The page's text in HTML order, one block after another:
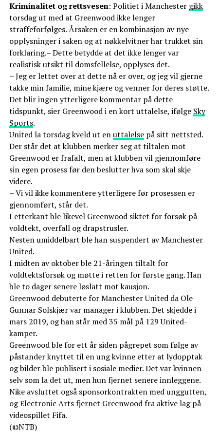
Kriminalitet og rettsvesen: Politiet i Manchester gikk
torsdag ut med at Greenwood ikke lenger
straffeforfølges. Årsaken er en kombinasjon av nye
opplysninger i saken og at nøkkelvitner har trukket sin
forklaring.– Dette betydde at det ikke lenger var
realistisk utsikt til domsfellelse, opplyses det.
– Jeg er lettet over at dette nå er over, og jeg vil gjerne
takke min familie, mine kjære og venner for deres støtte.
Det blir ingen ytterligere kommentar på dette
tidspunkt, sier Greenwood i en kort uttalelse, ifølge Sky
Sports.
United la torsdag kveld ut enuttalelsepå sitt nettsted.
Der står det at klubben merker seg at tiltalen mot
Greenwood er frafalt, men at klubben vil gjennomføre
sin egen prosess før den beslutter hva som skal skje
videre.
– Vi vil ikke kommentere ytterligere før prosessen er
gjennomført, står det.
I etterkant ble likevel Greenwood siktet for forsøk på
voldtekt, overfall og drapstrusler.
Nesten umiddelbart ble han suspendert av Manchester
United.
I midten av oktober ble 21-åringen tiltalt for
voldtektsforsøk og møtte i retten for første gang. Han
ble to dager senere løslatt mot kausjon.
Greenwood debuterte for Manchester United da Ole
Gunnar Solskjær var manager i klubben. Det skjedde i
mars 2019, og han står med 35 mål på 129 United-
kamper.
Greenwood ble for ett år siden pågrepet som følge av
påstander knyttet til en ung kvinne etter at lydopptak
og bilder ble publisert i sosiale medier. Det var kvinnen
selv som la det ut, men hun fjernet senere innleggene.
Nike avsluttet også sponsorkontrakten med unggutten,
og Electronic Arts fjernet Greenwood fra aktive lag på
videospillet Fifa.
(©NTB)